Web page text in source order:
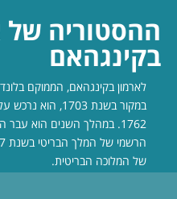
ההסטוריה של
בקינגהאם
לארמון בקינגהאם, הממוקם
במקור בשנת
1762. במהלך השנים הוא
של המלוכה הבריטית.